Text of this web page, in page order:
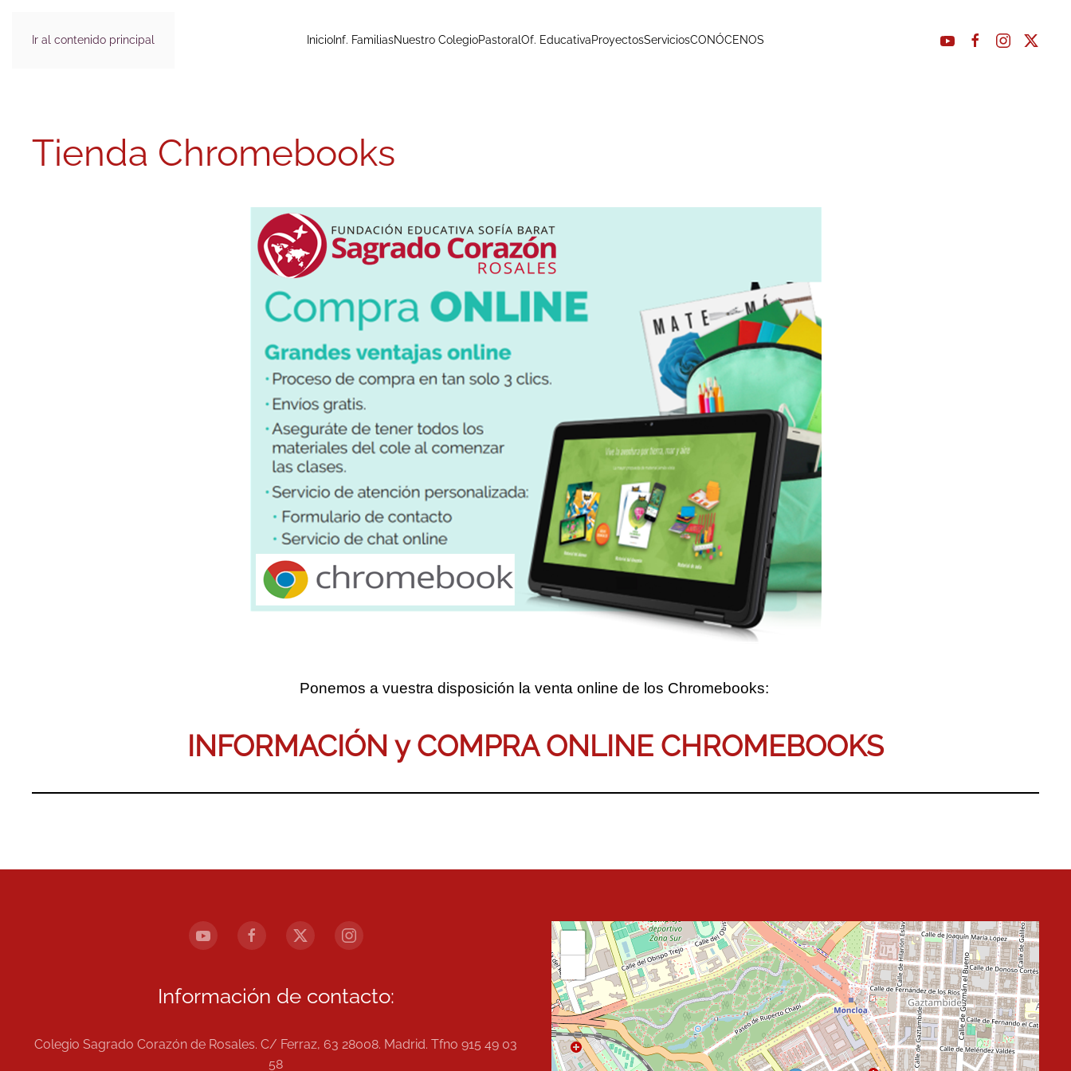
Ir al contenido principal Inicio Inf. FamiliasNuestro ColegioPastoral Of. EducativaProyectosServiciosCONÓCENOS
Tienda Chromebooks
Ponemos a vuestra disposición la venta online de los Chromebooks:
INFORMACIÓN y COMPRA ONLINE CHROMEBOOKS
Información de contacto:
Colegio Sagrado Corazón de Rosales. C/ Ferraz, 63 28008. Madrid. Tfno 915 49 03
58